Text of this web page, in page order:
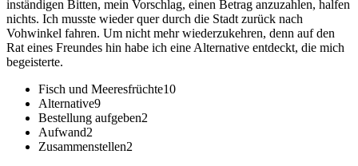
inständigen Bitten, mein Vorschlag, einen Betrag anzuzahlen, halfen
nichts. Ich musste wieder quer durch die Stadt zurück nach
Vohwinkel fahren. Um nicht mehr wiederzukehren, denn auf den
Rat eines Freundes hin habe ich eine Alternative entdeckt, die mich
begeisterte.
Fisch und Meeresfrüchte10
Alternative9
Bestellung aufgeben2
Aufwand2
Zusammenstellen2